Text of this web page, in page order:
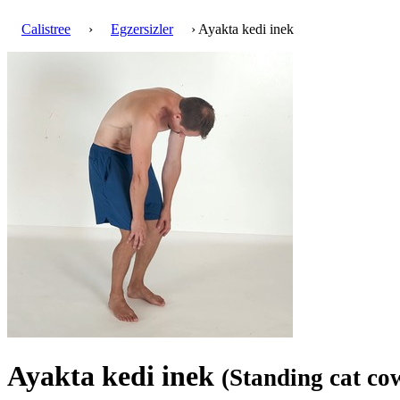
Calistree › Egzersizler › Ayakta kedi inek
Ayakta kedi inek (Standing cat